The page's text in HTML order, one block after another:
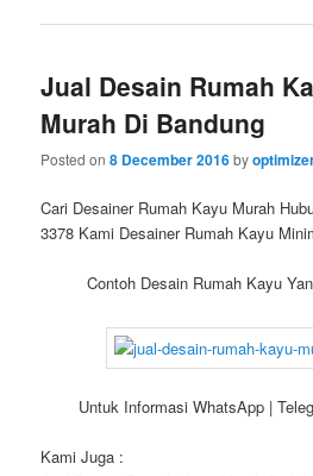
Jual Desain Rumah
Murah Di Bandung
Posted on8 December 2016by
Cari Desainer Rumah Kayu Murah
3378 Kami Desainer Rumah Kayu
Contoh Desain Rumah Kayu
Untuk Informasi WhatsApp |
Kami Juga :